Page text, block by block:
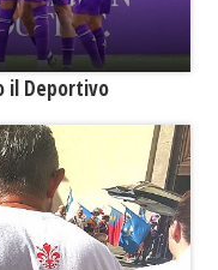
il Deportivo